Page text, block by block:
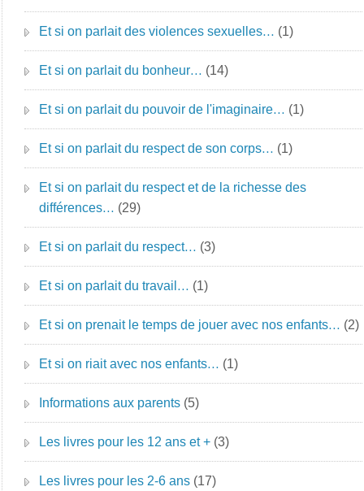
Et si on parlait des violences sexuelles… (1)
Et si on parlait du bonheur… (14)
Et si on parlait du pouvoir de l'imaginaire… (1)
Et si on parlait du respect de son corps… (1)
Et si on parlait du respect et de la richesse des
différences… (29)
Et si on parlait du respect… (3)
Et si on parlait du travail… (1)
Et si on prenait le temps de jouer avec nos enfants… (2)
Et si on riait avec nos enfants… (1)
Informations aux parents (5)
Les livres pour les 12 ans et + (3)
Les livres pour les 2-6 ans (17)